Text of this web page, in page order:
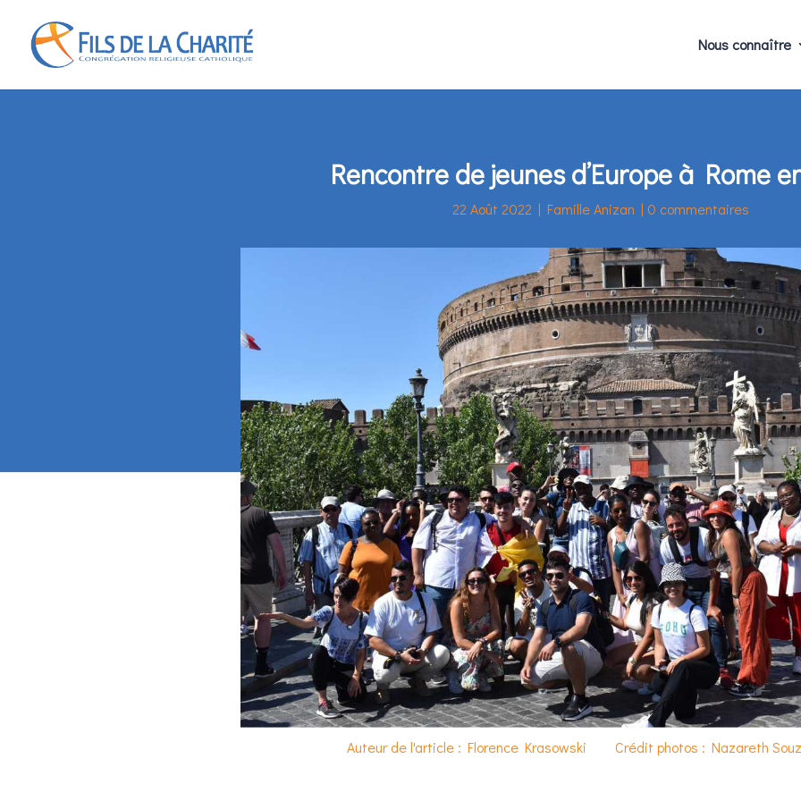
Nous connaître
Rencontre de jeunes d’Europe à Rome
22 Août 2022 | Famille Anizan | 0 commentaires
Auteur de l'article : Florence Krasowski Crédit photos : Nazareth